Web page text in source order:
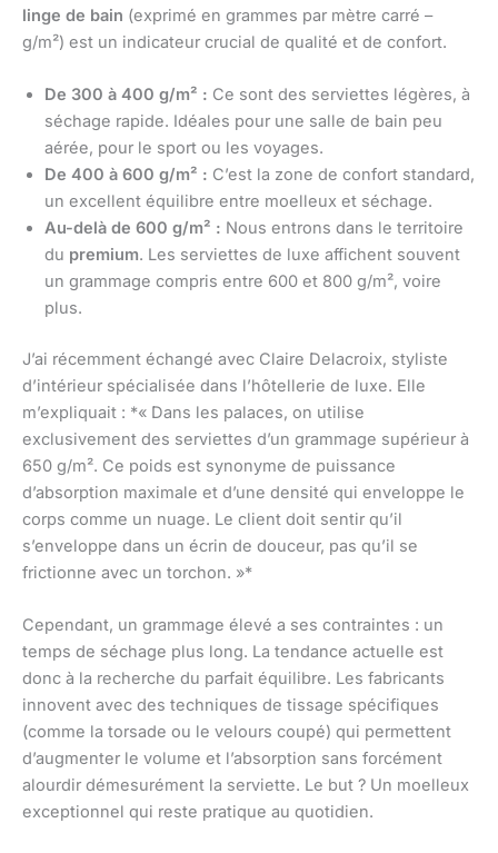
linge de bain (exprimé en grammes par mètre carré –
g/m²) est un indicateur crucial de qualité et de confort.
De 300 à 400 g/m² : Ce sont des serviettes légères, à
séchage rapide. Idéales pour une salle de bain peu
aérée, pour le sport ou les voyages.
De 400 à 600 g/m² : C’est la zone de confort standard,
un excellent équilibre entre moelleux et séchage.
Au-delà de 600 g/m² : Nous entrons dans le territoire
du premium. Les serviettes de luxe affichent souvent
un grammage compris entre 600 et 800 g/m², voire
plus.
J’ai récemment échangé avec Claire Delacroix, styliste
d’intérieur spécialisée dans l’hôtellerie de luxe. Elle
m’expliquait : *« Dans les palaces, on utilise
exclusivement des serviettes d’un grammage supérieur à
650 g/m². Ce poids est synonyme de puissance
d’absorption maximale et d’une densité qui enveloppe le
corps comme un nuage. Le client doit sentir qu’il
s’enveloppe dans un écrin de douceur, pas qu’il se
frictionne avec un torchon. »*
Cependant, un grammage élevé a ses contraintes : un
temps de séchage plus long. La tendance actuelle est
donc à la recherche du parfait équilibre. Les fabricants
innovent avec des techniques de tissage spécifiques
(comme la torsade ou le velours coupé) qui permettent
d’augmenter le volume et l’absorption sans forcément
alourdir démesurément la serviette. Le but ? Un moelleux
exceptionnel qui reste pratique au quotidien.